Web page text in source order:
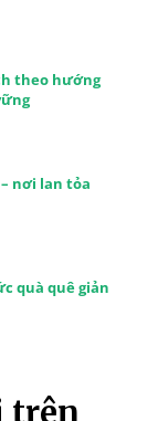
theo hướng
nơi lan tỏa
quà quê giản